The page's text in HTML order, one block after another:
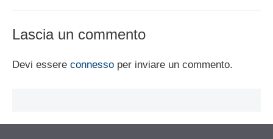
Lascia un commento
Devi essere connesso per inviare un commento.